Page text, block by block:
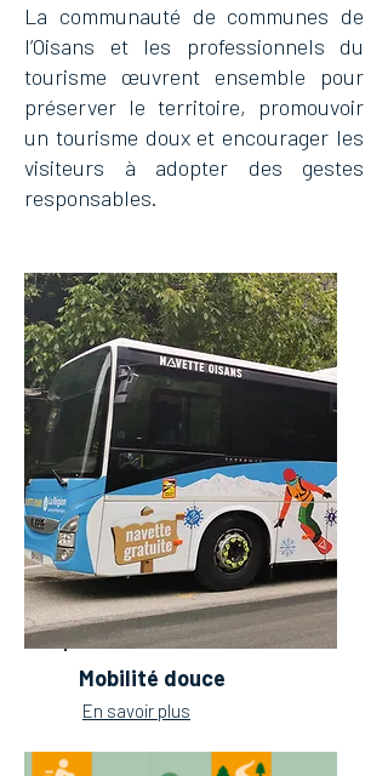
La communauté de communes de
l’Oisans et les professionnels du
tourisme œuvrent ensemble pour
préserver le territoire, promouvoir
un tourisme doux et encourager les
visiteurs à adopter des gestes
responsables.
Mobilité douce
En savoir plus